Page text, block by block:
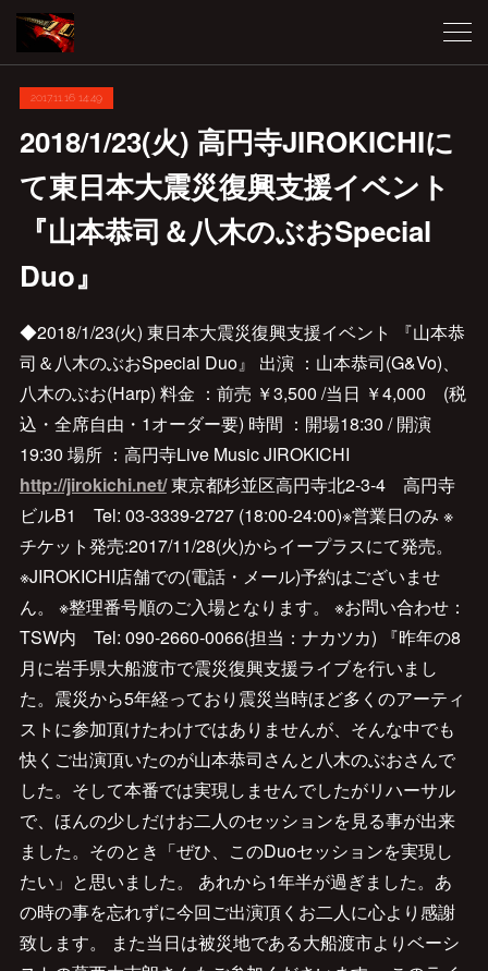
2017.11.16 14:49
2018/1/23(火) 高円寺JIROKICHIに
て東日本大震災復興支援イベント
『山本恭司＆八木のぶおSpecial
Duo』
◆2018/1/23(火) 東日本大震災復興支援イベント 『山本恭
司＆八木のぶおSpecial Duo』 出演 ：山本恭司(G&Vo)、
八木のぶお(Harp) 料金 ：前売 ￥3,500 /当日 ￥4,000 (税
込・全席自由・1オーダー要) 時間 ：開場18:30 / 開演
19:30 場所 ：高円寺Live Music JIROKICHI
http://jirokichi.net/東京都杉並区高円寺北2-3-4 高円寺
ビルB1 Tel: 03-3339-2727 (18:00-24:00)※営業日のみ ※
チケット発売:2017/11/28(火)からイープラスにて発売。
※JIROKICHI店舗での(電話・メール)予約はございませ
ん。 ※整理番号順のご入場となります。 ※お問い合わせ：
TSW内 Tel: 090-2660-0066(担当：ナカツカ) 『昨年の8
月に岩手県大船渡市で震災復興支援ライブを行いまし
た。震災から5年経っており震災当時ほど多くのアーティ
ストに参加頂けたわけではありませんが、そんな中でも
快くご出演頂いたのが山本恭司さんと八木のぶおさんで
した。そして本番では実現しませんでしたがリハーサル
で、ほんの少しだけお二人のセッションを見る事が出来
ました。そのとき「ぜひ、このDuoセッションを実現し
たい」と思いました。 あれから1年半が過ぎました。あ
の時の事を忘れずに今回ご出演頂くお二人に心より感謝
致します。 また当日は被災地である大船渡市よりベーシ